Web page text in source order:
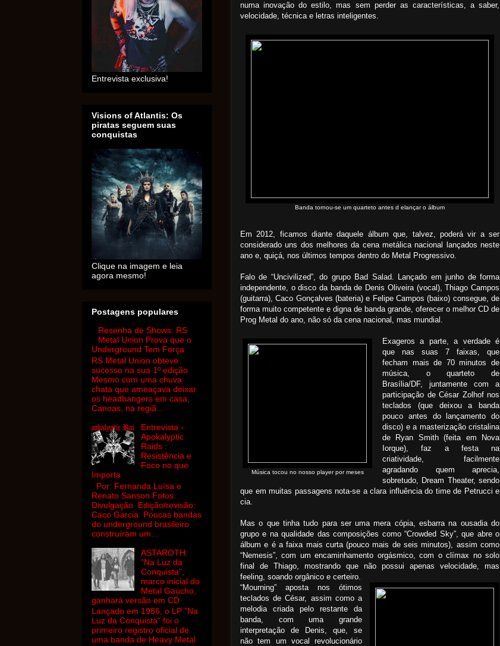
numa inovação do estilo, mas sem perder as características, a saber,
velocidade, técnica e letras inteligentes.
Banda tornou-se um quarteto antes d elançar o álbum
Em 2012, ficamos diante daquele álbum que, talvez, poderá vir a ser
considerado uns dos melhores da cena metálica nacional lançados neste
ano e, quiçá, nos últimos tempos dentro do Metal Progressivo.
Falo de “Uncivilized”, do grupo Bad Salad. Lançado em junho de forma
independente, o disco da banda de Denis Oliveira (vocal), Thiago Campos
(guitarra), Caco Gonçalves (bateria) e Felipe Campos (baixo) consegue, de
forma muito competente e digna de banda grande, oferecer o melhor CD de
Prog Metal do ano, não só da cena nacional, mas mundial.
Música tocou no nosso player por meses
Exageros a parte, a verdade é
que nas suas 7 faixas, que
fecham mais de 70 minutos de
música, o quarteto de
Brasília/DF, juntamente com a
participação de César Zolhof nos
teclados (que deixou a banda
pouco antes do lançamento do
disco) e a masterização cristalina
de Ryan Smith (feita em Nova
Iorque), faz a festa na
criatividade, facilmente
agradando quem aprecia,
sobretudo, Dream Theater, sendo
que em muitas passagens nota-se a clara influência do time de Petrucci e
cia.
Mas o que tinha tudo para ser uma mera cópia, esbarra na ousadia do
grupo e na qualidade das composições como “Crowded Sky”, que abre o
álbum e é a faixa mais curta (pouco mais de seis minutos), assim como
“Nemesis”, com um encaminhamento orgásmico, com o clímax no solo
final de Thiago, mostrando que não possui apenas velocidade, mas
feeling, soando orgânico e certeiro.
“Mourning” aposta nos ótimos
teclados de César, assim como a
melodia criada pelo restante da
banda, com uma grande
interpretação de Denis, que, se
não tem um vocal revolucionário
Entrevista exclusiva!
Visions of Atlantis: Os
piratas seguem suas
conquistas
Clique na imagem e leia
agora mesmo!
Postagens populares
Resenha de Shows: RS
Metal Union Prova que o
Underground Tem Força
RS Metal Union obteve
sucesso na sua 1º edição
Mesmo com uma chuva
chata que ameaçava deixar
os headbangers em casa,
Canoas, na regiã...
Entrevista -
Apokalyptic
Raids :
Resistência e
Foco no que
Importa
Por: Fernanda Luísa e
Renato Sanson Fotos:
Divulgação Edição/revisão:
Caco Garcia Poucas bandas
do underground brasileiro
construíram um...
ASTAROTH:
"Na Luz da
Conquista",
marco inicial do
Metal Gaúcho,
ganhará versão em CD
Lançado em 1986, o LP "Na
Luz da Conquista" foi o
primeiro registro oficial de
uma banda de Heavy Metal